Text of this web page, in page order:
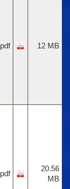
pdf 12 MB
pdf
20.56
MB